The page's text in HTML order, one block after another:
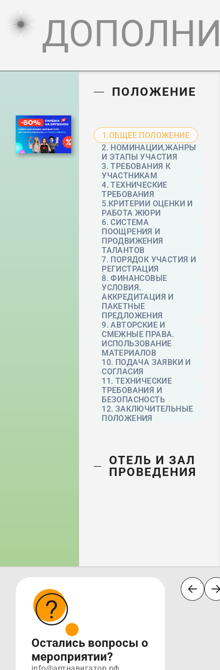
ПОЛОЖЕНИЕ
1.ОБЩЕЕ ПОЛОЖЕНИЕ
2. НОМИНАЦИИ,ЖАНРЫ
И ЭТАПЫ УЧАСТИЯ
3. ТРЕБОВАНИЯ К
УЧАСТНИКАМ
4. ТЕХНИЧЕСКИЕ
ТРЕБОВАНИЯ
5.КРИТЕРИИ ОЦЕНКИ И
РАБОТА ЖЮРИ
6. СИСТЕМА
ПООЩРЕНИЯ И
ПРОДВИЖЕНИЯ
ТАЛАНТОВ
7. ПОРЯДОК УЧАСТИЯ И
РЕГИСТРАЦИЯ
8. ФИНАНСОВЫЕ
УСЛОВИЯ.
АККРЕДИТАЦИЯ И
ПАКЕТНЫЕ
ПРЕДЛОЖЕНИЯ
9. АВТОРСКИЕ И
СМЕЖНЫЕ ПРАВА.
ИСПОЛЬЗОВАНИЕ
МАТЕРИАЛОВ
10. ПОДАЧА ЗАЯВКИ И
СОГЛАСИЯ
11. ТЕХНИЧЕСКИЕ
ТРЕБОВАНИЯ И
БЕЗОПАСНОСТЬ
12. ЗАКЛЮЧИТЕЛЬНЫЕ
ПОЛОЖЕНИЯ
ОТЕЛЬ И ЗАЛ
ПРОВЕДЕНИЯ
Остались вопросы о
мероприятии?